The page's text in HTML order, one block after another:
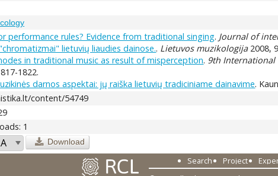
performance rules? Evidence from traditional singing. Journal of
lietuvių liaudies dainose.. Lietuvos muzikologija2008,
in traditional music as result of misperception. 9th
1822.
darnos aspektai: jų raiška lietuvių tradiciniame dainavime.
content/54749
1
Download
Search Project